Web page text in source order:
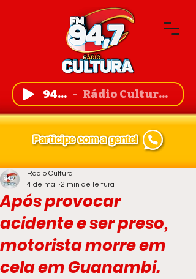
94,7 FM Rádio Cultura de Guanambi
Após provocar
acidente e ser preso,
motorista morre em
cela em Guanambi.
Rádio Cultura
4 de mai. 2 min de leitura